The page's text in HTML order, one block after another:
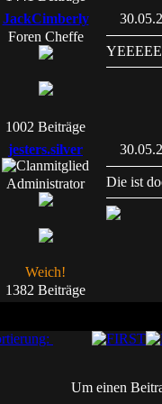
JackCimberly
Foren Cheffe
1002 Beiträge
jesters.silver
Administrator
Weich!
1382 Beiträge
Die ist
Um einen